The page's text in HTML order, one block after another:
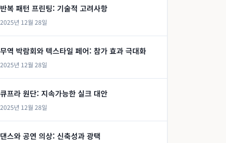
반복 패턴 프린팅: 기술적 고려사항
2025년 12월 28일
무역 박람회와 텍스타일 페어: 참가 효과 극대화
2025년 12월 28일
큐프라 원단: 지속가능한 실크 대안
2025년 12월 28일
댄스와 공연 의상: 신축성과 광택